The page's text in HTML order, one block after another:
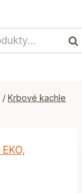
/ Krbové kachle